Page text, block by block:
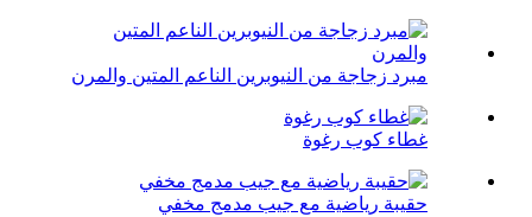
مبرد زجاجة من النيوبرين الناعم المتين والمرن
غطاء كوب رغوة
حقيبة رياضية مع جيب مدمج مخفي